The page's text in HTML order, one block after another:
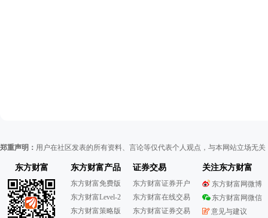
郑重声明： 用户在社区发表的所有资料、言论等仅代表个人观点，与本网站立场无
东方财富 东方财富产品
东方财富免费版
东方财富Level-2
东方财富策略版
证券交易
东方财富证券开户
东方财富在线交易
东方财富证券交易
关注东方财富
东方财富网微博
东方财富网微信
意见与建议